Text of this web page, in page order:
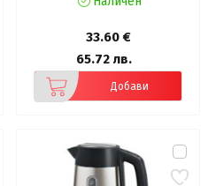
33.60 €
65.72 лв.
Добави